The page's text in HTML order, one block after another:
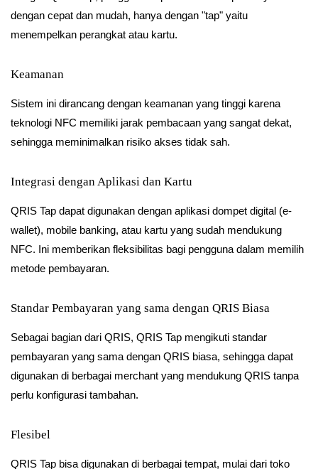
dengan cepat dan mudah, hanya dengan "tap" yaitu
menempelkan perangkat atau kartu.
Keamanan
Sistem ini dirancang dengan keamanan yang tinggi karena
teknologi NFC memiliki jarak pembacaan yang sangat dekat,
sehingga meminimalkan risiko akses tidak sah.
Integrasi dengan Aplikasi dan Kartu
QRIS Tap dapat digunakan dengan aplikasi dompet digital (e-
wallet), mobile banking, atau kartu yang sudah mendukung
NFC. Ini memberikan fleksibilitas bagi pengguna dalam memilih
metode pembayaran.
Standar Pembayaran yang sama dengan QRIS Biasa
Sebagai bagian dari QRIS, QRIS Tap mengikuti standar
pembayaran yang sama dengan QRIS biasa, sehingga dapat
digunakan di berbagai merchant yang mendukung QRIS tanpa
perlu konfigurasi tambahan.
Flesibel
QRIS Tap bisa digunakan di berbagai tempat, mulai dari toko